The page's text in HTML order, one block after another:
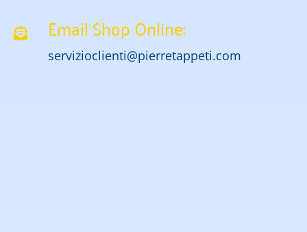
Email Shop Online:
servizioclienti@pierretappeti.com